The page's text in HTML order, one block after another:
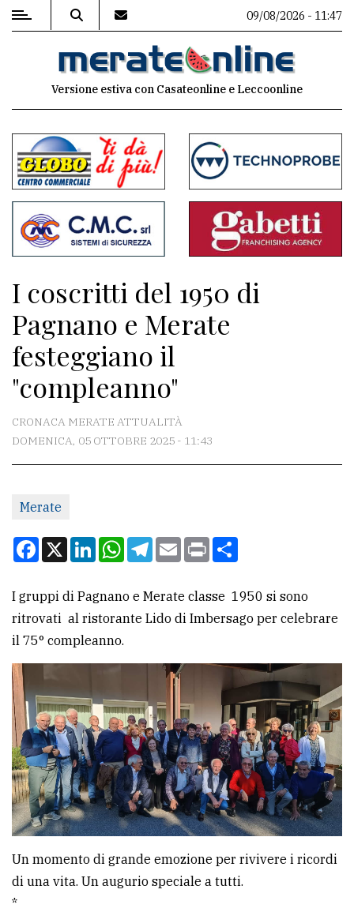
MENU
commenti
Contenuti
del
sito
Associazioni
Meteo
CONTATTI
La
redazione
Per
tua
CERCA
Cerca
per
comune
Ricerca
avanzata
LE
ALTRE
TESTATE
09/08/2026 - 11:47
Versione estiva con Casateonline e Leccoonline
I coscritti del 1950 di
Pagnano e Merate
festeggiano il
"compleanno"
CRONACA MERATE ATTUALITÀ
DOMENICA, 05 OTTOBRE 2025 - 11:43
Merate
Facebook
X LinkedInWhatsApp
Telegram
EmailPrint
I gruppi di Pagnano e Merate classe 1950 si sono
ritrovati al ristorante Lido di Imbersago per celebrare
il 75° compleanno.
Un momento di grande emozione per rivivere i ricordi
di una vita. Un augurio speciale a tutti.
*